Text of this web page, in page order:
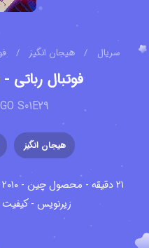
سریال / هیجان انگیز /
فوتبال رباتی - فصل
S01E29
هیجان انگیز
زیرنویس - کیفیت HD -